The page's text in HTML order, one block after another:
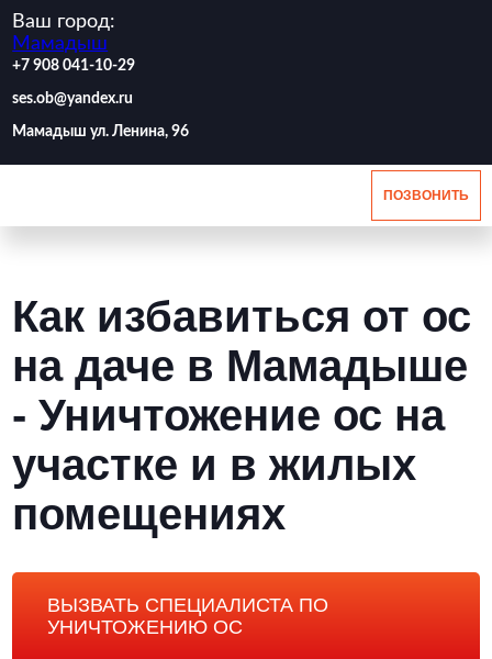
Ваш город:
Мамадыш
‪+7 908 041-10-29
ses.ob@yandex.ru
Мамадыш ул. Ленина, 96
ПОЗВОНИТЬ
Как избавиться от ос
на даче в Мамадыше
- Уничтожение ос на
участке и в жилых
помещениях
ВЫЗВАТЬ СПЕЦИАЛИСТА ПО
УНИЧТОЖЕНИЮ ОС